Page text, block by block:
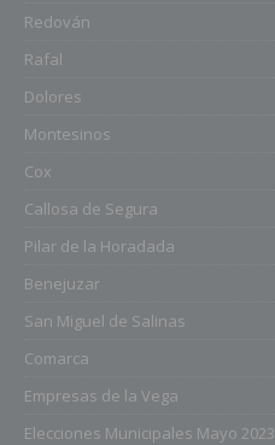
Redován
Rafal
Dolores
Montesinos
Cox
Callosa de Segura
Pilar de la Horadada
Benejuzar
San Miguel de Salinas
Comarca
Empresas de la Vega
Elecciones Municipales Mayo 2023